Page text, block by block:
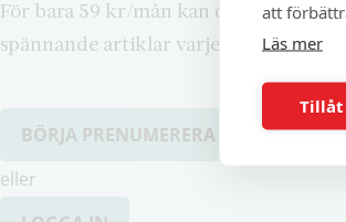
att
Läs mer
Tillåt
För bara 59 kr/mån kan du läsa både
spännande artiklar varje månad.
BÖRJA PRENUMERERA
eller